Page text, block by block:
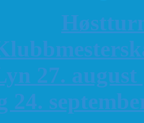
27. august
24.